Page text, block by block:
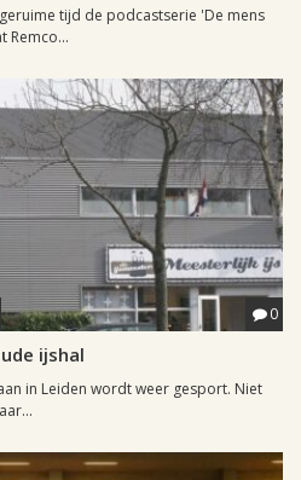
tijd de podcastserie 'De mens
Remco...
0
ijshal
in Leiden wordt weer gesport. Niet